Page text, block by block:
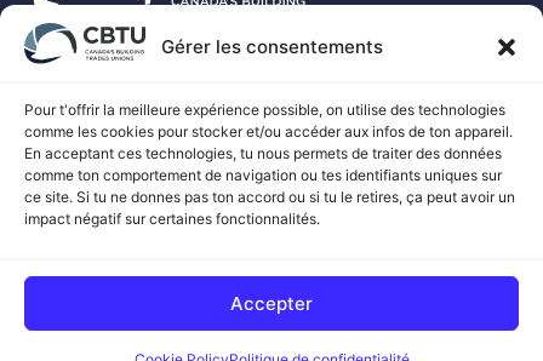
Gérer les consentements
Pour t'offrir la meilleure expérience possible, on utilise des technologies
comme les cookies pour stocker et/ou accéder aux infos de ton appareil.
En acceptant ces technologies, tu nous permets de traiter des données
comme ton comportement de navigation ou tes identifiants uniques sur
ce site. Si tu ne donnes pas ton accord ou si tu le retires, ça peut avoir un
impact négatif sur certaines fonctionnalités.
Accepter
travailleurs syndiqués des métiers spécialisés au Canada.
© 2026 SYNDICATS DES MÉTIERS DU BÂTIMENT DU CANADA